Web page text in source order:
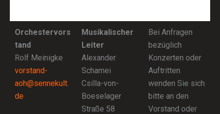
Orchestervors
tand
Rolf Meinigke
vorstand-
aoh@sennekult.
de
Musikalischer
Leiter
Alexander
Schamei
Csilla-von-
Boeselager
Straße 58
Bei Anfragen
bezüglich
Konzerten oder
Auftritten
wenden Sie sich
bitte an den
Vorstand oder